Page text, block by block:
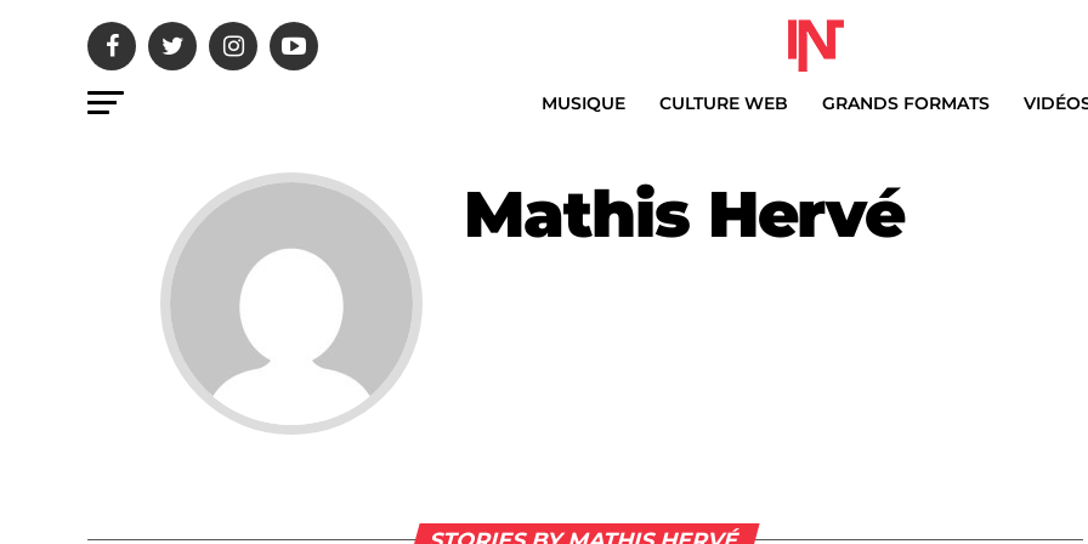
MUSIQUE CULTURE WEB GRANDS FORMATS
Mathis Hervé